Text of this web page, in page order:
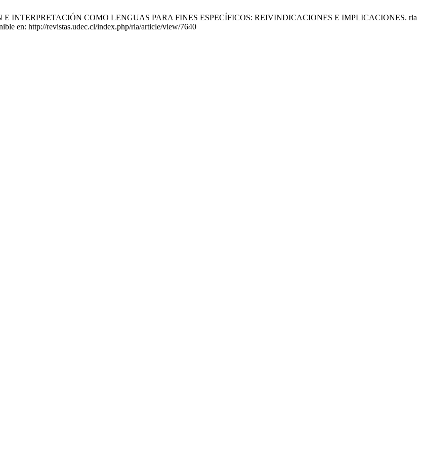
INTERPRETACIÓN COMO LENGUAS PARA FINES ESPECÍFICOS: REIVINDICACIONES E IMPLICACIONES. rla
en: http://revistas.udec.cl/index.php/rla/article/view/7640